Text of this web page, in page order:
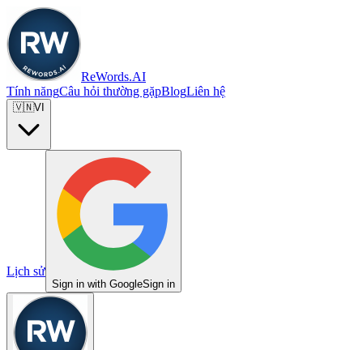
ReWords.AI
Tính năngCâu hỏi thường gặpBlogLiên hệ
🇻🇳VI
Lịch sử
Sign in with GoogleSign in